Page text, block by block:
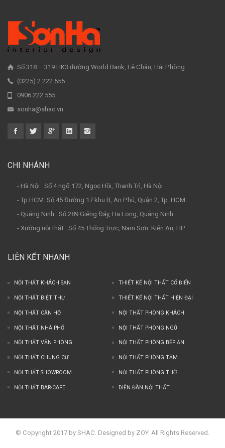
Số 318 – 319 HK3 đường World Bank, Lê Chân, Hải Phòng
(0225) 2.222.555
0906.222.555
sonha@shac.vn
CHI NHÁNH
- Hà Nội : Số 4 ngõ 172, Ngọc Hồi, Thanh Trì, Hà Nội
- Tp.HCM: Số 45 Đường 17 khu B, An Phú, Quận 2, Tp. HCM
- Quảng Ninh : Số 289 Giếng Đáy, Hạ Long, Quảng Ninh
- Xưởng nội thất : Số 45 Thống Trực, Nam Sơn. Kiến An, HP
LIÊN KẾT NHANH
NỘI THẤT KHÁCH SẠN THIẾT KẾ NỘI THẤT CỔ ĐIỂN
NỘI THẤT BIỆT THỰ THIẾT KẾ NỘI THẤT HIỆN ĐẠI
NỘI THẤT CĂN HỘ NỘI THẤT PHÒNG KHÁCH
NỘI THẤT NHÀ PHỐ NỘI THẤT PHÒNG NGỦ
NỘI THẤT VĂN PHÒNG NỘI THẤT PHÒNG BẾP ĂN
NỘI THẤT CHUNG CƯ NỘI THẤT PHÒNG TẮM
NỘI THẤT SHOWROOM NỘI THẤT PHÒNG THỜ
NỘI THẤT BAR-CAFE DIỄN ĐÀN NỘI THẤT
© Copyright 2017 by SHAC. Designed by ZOY. All Rights Reserved.